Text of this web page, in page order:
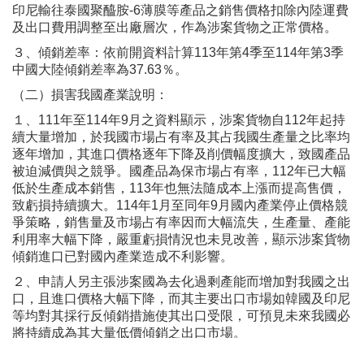
印尼輸往泰國聚醯胺-6薄膜等產品之銷售價格扣除內陸運費
及出口費用調整至出廠層次，作為涉案貨物之正常價格。
３、傾銷差率：依前開資料計算113年第4季至114年第3季
中國大陸傾銷差率為37.63％。
（二）損害我國產業說明：
１、111年至114年9月之資料顯示，涉案貨物自112年起持
續大量增加，於我國市場占有率及其占我國生產量之比率均
逐年增加，其進口價格逐年下降及削價幅度擴大，致國產品
被迫減價與之競爭。國產品為保市場占有率，112年已大幅
低於生產成本銷售，113年也無法隨成本上漲而提高售價，
致虧損持續擴大。114年1月至同年9月國內產業停止價格競
爭策略，銷售量及市場占有率因而大幅流失，生產量、產能
利用率大幅下降，嚴重虧損情況也未見改善，顯示涉案貨物
傾銷進口已對國內產業造成不利影響。
２、申請人另主張涉案國為去化過剩產能而增加對我國之出
口，且進口價格大幅下降，而其主要出口市場如韓國及印尼
等均對其採行反傾銷措施使其出口受限，可預見未來我國必
將持續成為其大量低價傾銷之出口市場。